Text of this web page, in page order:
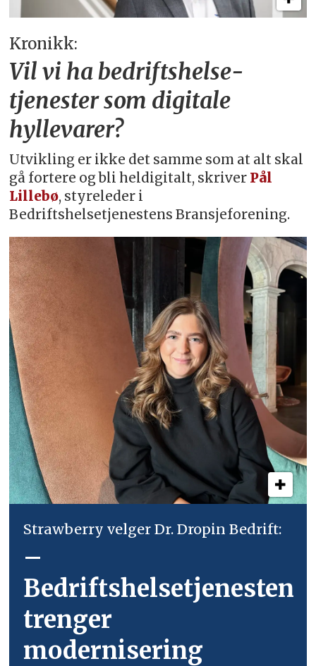
Kronikk:
Vil vi ha bedriftshelse­
tjenester som digitale
hyllevarer?
Utvikling er ikke det samme som at alt skal
gå fortere og bli heldigitalt, skriver Pål
Lillebø, styreleder i
Bedriftshelsetjenestens Bransjeforening.
Strawberry velger Dr. Dropin Bedrift:
–
Bedriftshelsetjenesten
trenger
modernisering